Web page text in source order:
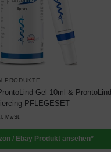
PRODUKTE
Gel 10ml & ProntoLind
PFLEGESET
MwSt.
/ Ebay Produkt ansehen*